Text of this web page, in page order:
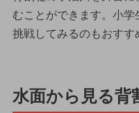
むことができます。小
挑戦してみるのもおすす
水面から見る背